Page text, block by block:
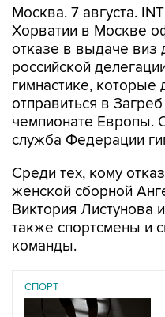
Москва. 7 августа.
Хорватии в Москве
отказе в выдаче виз
российской
гимнастике,
отправиться в
чемпионате Европы.
служба Федерации
Среди тех, кому
женской сборной
Виктория Листунова
также спортсмены и
команды.
СПОРТ